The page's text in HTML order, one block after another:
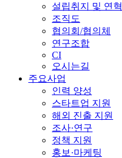
설립취지 및 연혁
조직도
협의회/협의체
연구조합
CI
오시는길
주요사업
인력 양성
스타트업 지원
해외 진출 지원
조사·연구
정책 지원
홍보·마케팅